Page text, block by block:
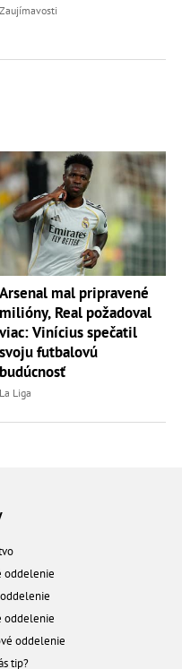
Zaujímavosti
Arsenal mal pripravené
milióny, Real požadoval
viac: Vinícius spečatil
svoju futbalovú
budúcnosť
La Liga
oddelenie
oddelenie
oddelenie
tip?